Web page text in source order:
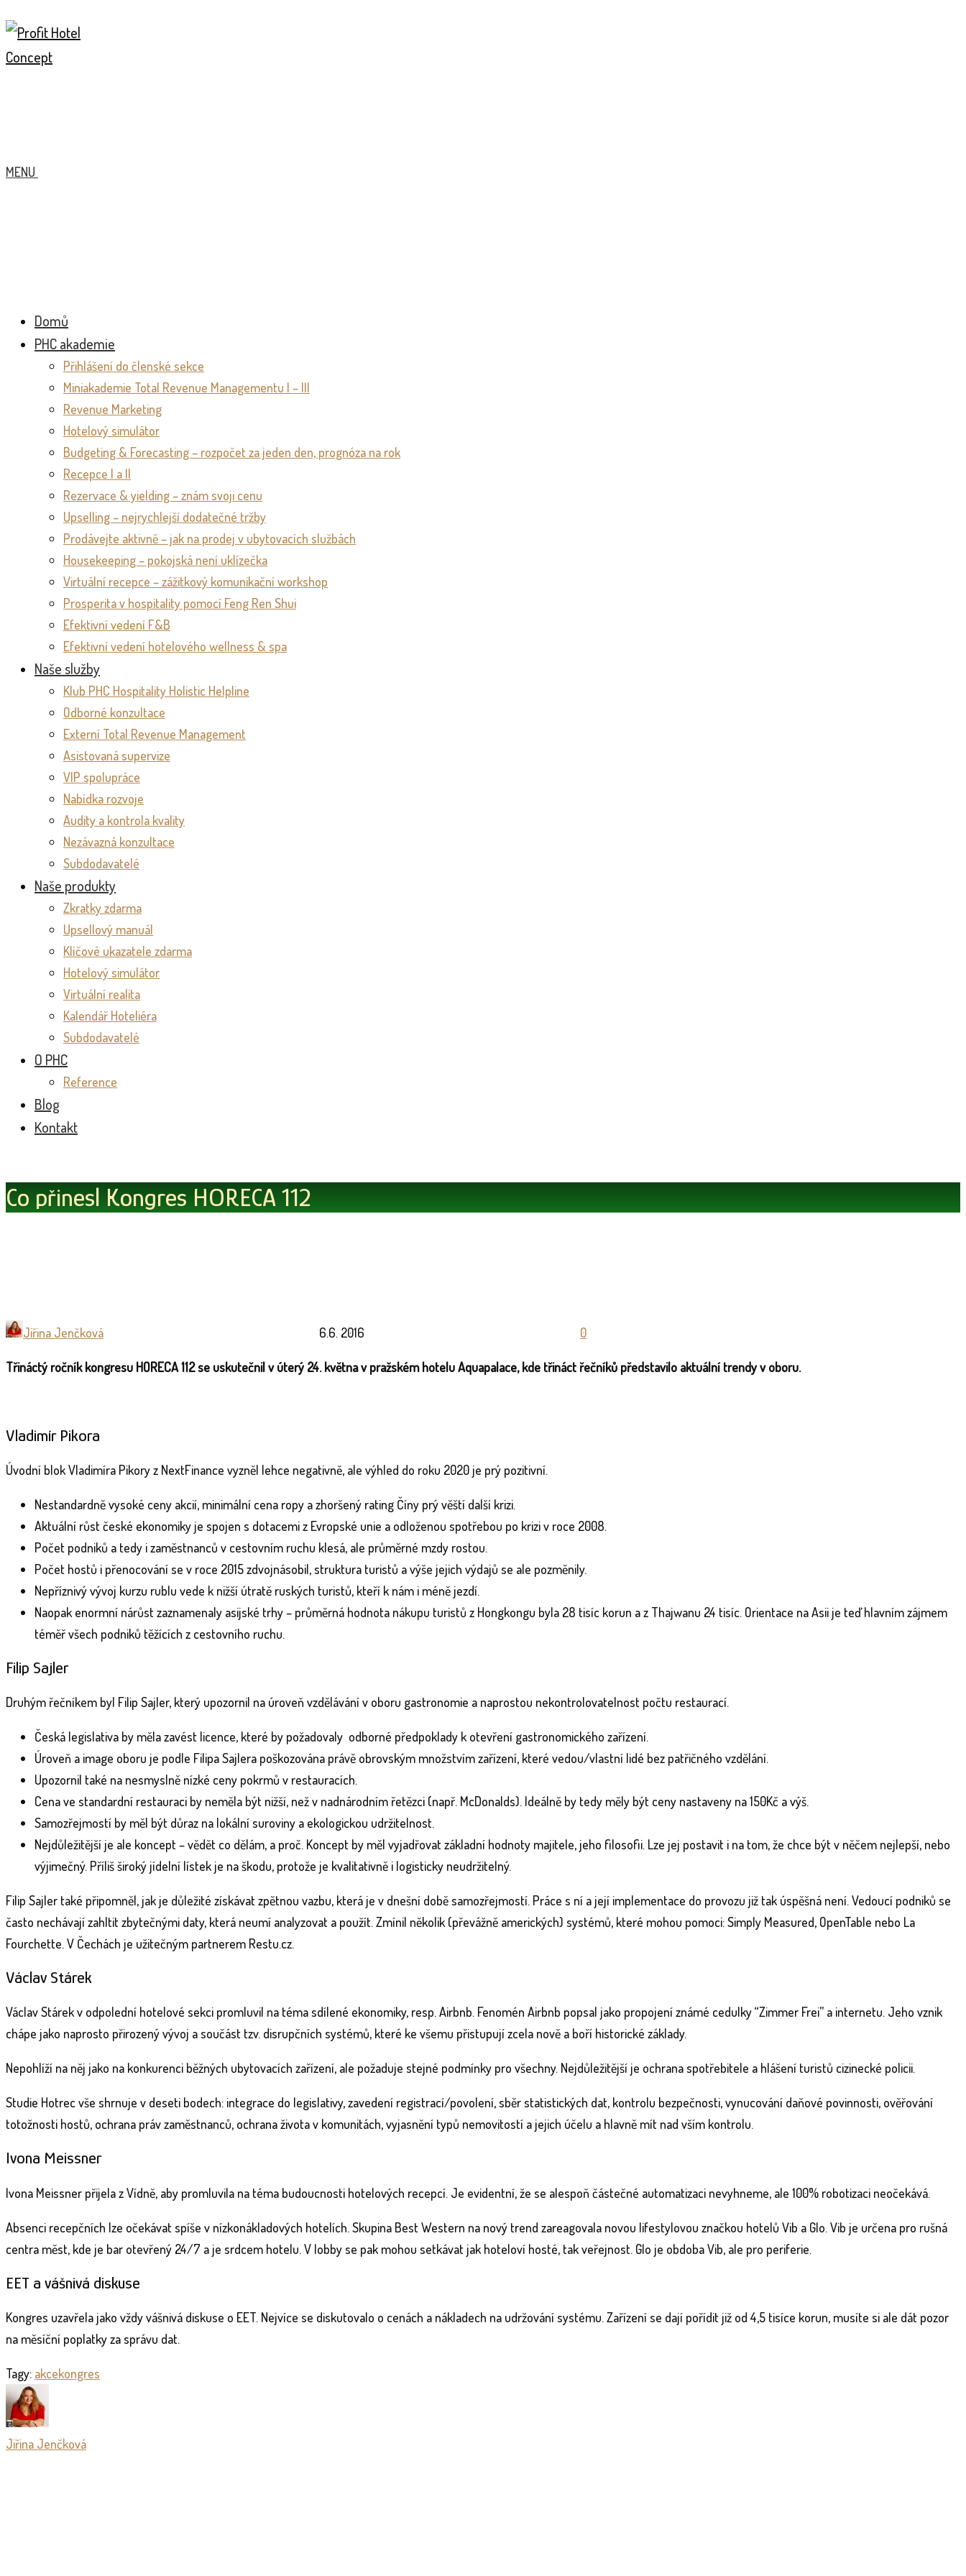
MENU
Domů
PHC akademie
Přihlášení do členské sekce
Miniakademie Total Revenue Managementu I – III
Revenue Marketing
Hotelový simulátor
Budgeting & Forecasting – rozpočet za jeden den, prognóza na rok
Recepce I a II
Rezervace & yielding – znám svoji cenu
Upselling – nejrychlejší dodatečné tržby
Prodávejte aktivně – jak na prodej v ubytovacích službách
Housekeeping – pokojská není uklízečka
Virtuální recepce – zážitkový komunikační workshop
Prosperita v hospitality pomocí Feng Ren Shui
Efektivní vedení F&B
Efektivní vedení hotelového wellness & spa
Naše služby
Klub PHC Hospitality Holistic Helpline
Odborné konzultace
Externí Total Revenue Management
Asistovaná supervize
VIP spolupráce
Nabídka rozvoje
Audity a kontrola kvality
Nezávazná konzultace
Subdodavatelé
Naše produkty
Zkratky zdarma
Upsellový manuál
Klíčové ukazatele zdarma
Hotelový simulátor
Virtuální realita
Kalendář Hoteliéra
Subdodavatelé
O PHC
Reference
Blog
Kontakt
Co přinesl Kongres HORECA 112
Jiřina Jenčková 6.6. 2016 0
Třináctý ročník kongresu HORECA 112 se uskutečnil v úterý 24. května v pražském hotelu Aquapalace, kde třináct řečníků představilo aktuální trendy v oboru.
Vladimír Pikora
Úvodní blok Vladimíra Pikory z NextFinance vyzněl lehce negativně, ale výhled do roku 2020 je prý pozitivní.
Nestandardně vysoké ceny akcií, minimální cena ropy a zhoršený rating Číny prý věští další krizi.
Aktuální růst české ekonomiky je spojen s dotacemi z Evropské unie a odloženou spotřebou po krizi v roce 2008.
Počet podniků a tedy i zaměstnanců v cestovním ruchu klesá, ale průměrné mzdy rostou.
Počet hostů i přenocování se v roce 2015 zdvojnásobil, struktura turistů a výše jejich výdajů se ale pozměnily.
Nepříznivý vývoj kurzu rublu vede k nižší útratě ruských turistů, kteří k nám i méně jezdí.
Naopak enormní nárůst zaznamenaly asijské trhy – průměrná hodnota nákupu turistů z Hongkongu byla 28 tisíc korun a z Thajwanu 24 tisíc. Orientace na Asii je teď hlavním zájmem
téměř všech podniků těžících z cestovního ruchu.
Filip Sajler
Druhým řečníkem byl Filip Sajler, který upozornil na úroveň vzdělávání v oboru gastronomie a naprostou nekontrolovatelnost počtu restaurací.
Česká legislativa by měla zavést licence, které by požadovaly odborné předpoklady k otevření gastronomického zařízení.
Úroveň a image oboru je podle Filipa Sajlera poškozována právě obrovským množstvím zařízení, které vedou/vlastní lidé bez patřičného vzdělání.
Upozornil také na nesmyslně nízké ceny pokrmů v restauracích.
Cena ve standardní restauraci by neměla být nižší, než v nadnárodním řetězci (např. McDonalds). Ideálně by tedy měly být ceny nastaveny na 150Kč a výš.
Samozřejmostí by měl být důraz na lokální suroviny a ekologickou udržitelnost.
Nejdůležitější je ale koncept – vědět co dělám, a proč. Koncept by měl vyjadřovat základní hodnoty majitele, jeho filosofii. Lze jej postavit i na tom, že chce být v něčem nejlepší, nebo
výjimečný. Příliš široký jídelní lístek je na škodu, protože je kvalitativně i logisticky neudržitelný.
Filip Sajler také připomněl, jak je důležité získávat zpětnou vazbu, která je v dnešní době samozřejmostí. Práce s ní a její implementace do provozu již tak úspěšná není. Vedoucí podniků se
často nechávají zahltit zbytečnými daty, která neumí analyzovat a použít. Zmínil několik (převážně amerických) systémů, které mohou pomoci: Simply Measured, OpenTable nebo La
Fourchette. V Čechách je užitečným partnerem Restu.cz.
Václav Stárek
Václav Stárek v odpolední hotelové sekci promluvil na téma sdílené ekonomiky, resp. Airbnb. Fenomén Airbnb popsal jako propojení známé cedulky “Zimmer Frei” a internetu. Jeho vznik
chápe jako naprosto přirozený vývoj a součást tzv. disrupčních systémů, které ke všemu přistupují zcela nově a boří historické základy.
Nepohlíží na něj jako na konkurenci běžných ubytovacích zařízení, ale požaduje stejné podmínky pro všechny. Nejdůležitější je ochrana spotřebitele a hlášení turistů cizinecké policii.
Studie Hotrec vše shrnuje v deseti bodech: integrace do legislativy, zavedení registrací/povolení, sběr statistických dat, kontrolu bezpečnosti, vynucování daňové povinnosti, ověřování
totožnosti hostů, ochrana práv zaměstnanců, ochrana života v komunitách, vyjasnění typů nemovitostí a jejich účelu a hlavně mít nad vším kontrolu.
Ivona Meissner
Ivona Meissner přijela z Vídně, aby promluvila na téma budoucnosti hotelových recepcí. Je evidentní, že se alespoň částečné automatizaci nevyhneme, ale 100% robotizaci neočekává.
Absenci recepčních lze očekávat spíše v nízkonákladových hotelích. Skupina Best Western na nový trend zareagovala novou lifestylovou značkou hotelů Vib a Glo. Vib je určena pro rušná
centra měst, kde je bar otevřený 24/7 a je srdcem hotelu. V lobby se pak mohou setkávat jak hoteloví hosté, tak veřejnost. Glo je obdoba Vib, ale pro periferie.
EET a vášnivá diskuse
Kongres uzavřela jako vždy vášnivá diskuse o EET. Nejvíce se diskutovalo o cenách a nákladech na udržování systému. Zařízení se dají pořídit již od 4,5 tisíce korun, musíte si ale dát pozor
na měsíční poplatky za správu dat.
Tagy: akcekongres
Jiřina Jenčková